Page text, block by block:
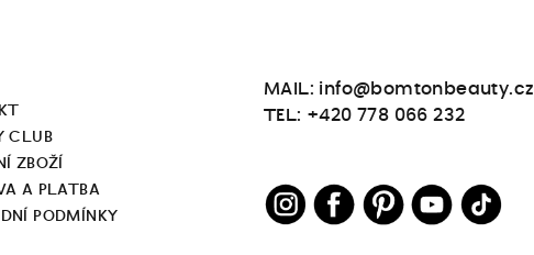
CLUB
ZBOŽÍ
A PLATBA
PODMÍNKY
MAIL: info@bomtonbeauty.cz
TEL: +420 778 066 232